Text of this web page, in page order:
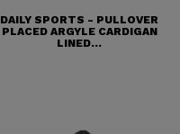
DAILY SPORTS - PULLOVER
PLACED ARGYLE CARDIGAN
LINED...